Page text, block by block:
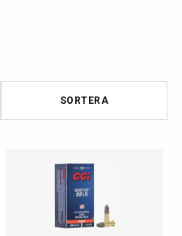
SORTERA